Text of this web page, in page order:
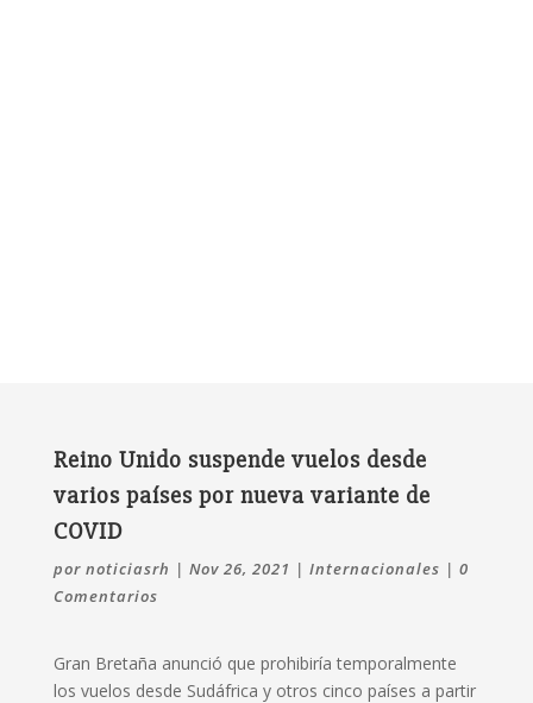
Reino Unido suspende vuelos desde
varios países por nueva variante de
COVID
por noticiasrh | Nov 26, 2021 | Internacionales | 0
Comentarios
Gran Bretaña anunció que prohibiría temporalmente
los vuelos desde Sudáfrica y otros cinco países a partir